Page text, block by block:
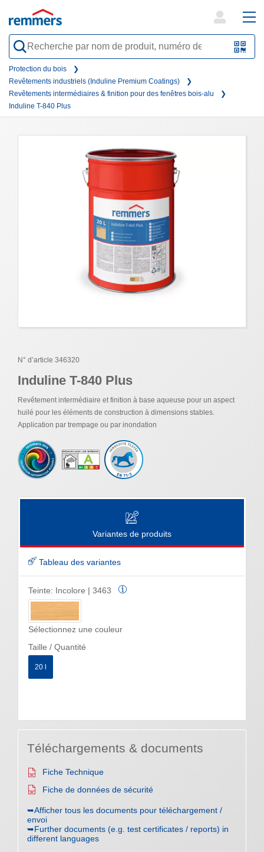
QR-
search
form
Protection du bois
Revêtements industriels (Induline Premium Coatings)
Revêtements intermédiaires & finition pour des fenêtres bois-alu
Induline T-840 Plus
N° d’article 346320
Induline T-840 Plus
Revêtement intermédiaire et finition à base aqueuse pour un aspect
huilé pour les éléments de construction à dimensions stables.
Application par trempage ou par inondation
Variantes de produits
Tableau des variantes
Teinte: Incolore | 3463
Sélectionnez une couleur
Taille / Quantité
20 l
Téléchargements & documents
Fiche Technique
Fiche de données de sécurité
➥Afficher tous les documents pour téléchargement /
envoi
➥Further documents (e.g. test certificates / reports) in
different languages